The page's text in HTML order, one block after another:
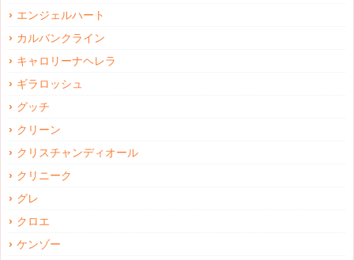
エンジェルハート
カルバンクライン
キャロリーナヘレラ
ギラロッシュ
グッチ
クリーン
クリスチャンディオール
クリニーク
グレ
クロエ
ケンゾー